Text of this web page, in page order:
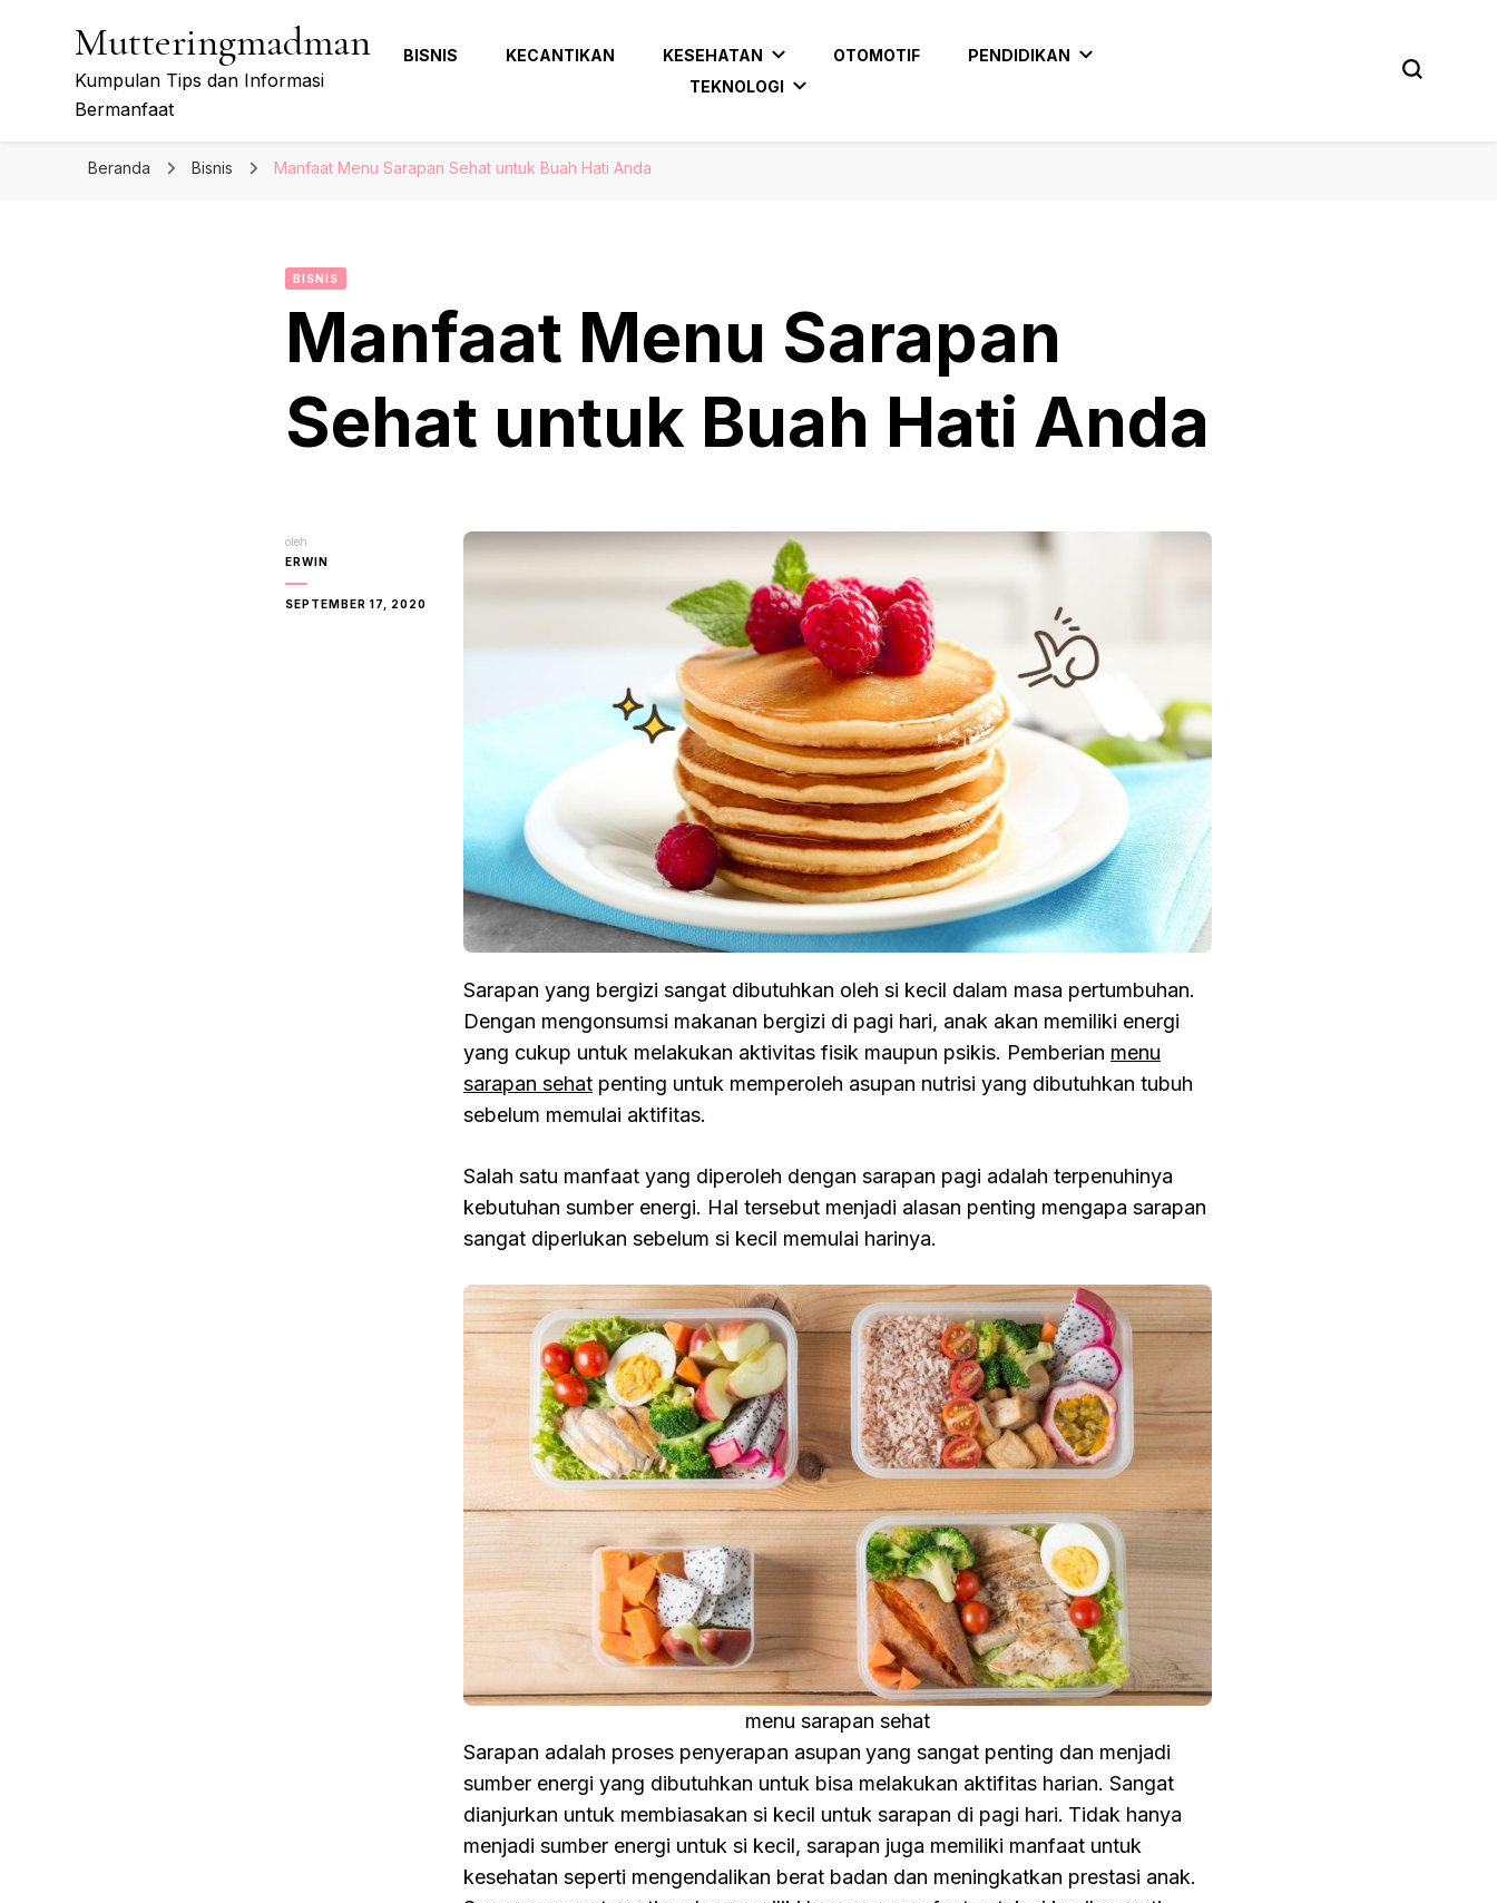
Mutteringmadman
Kumpulan Tips dan Informasi
Bermanfaat
BISNIS KECANTIKAN KESEHATAN OTOMOTIF
PENDIDIKAN
TEKNOLOGI
Beranda Bisnis Manfaat Menu Sarapan Sehat untuk Buah Hati Anda
BISNIS
Manfaat Menu Sarapan
Sehat untuk Buah Hati Anda
oleh
ERWIN
SEPTEMBER 17, 2020
Sarapan yang bergizi sangat dibutuhkan oleh si kecil dalam masa pertumbuhan.
Dengan mengonsumsi makanan bergizi di pagi hari, anak akan memiliki energi
yang cukup untuk melakukan aktivitas fisik maupun psikis. Pemberian menu
sarapan sehat penting untuk memperoleh asupan nutrisi yang dibutuhkan tubuh
sebelum memulai aktifitas.
Salah satu manfaat yang diperoleh dengan sarapan pagi adalah terpenuhinya
kebutuhan sumber energi. Hal tersebut menjadi alasan penting mengapa sarapan
sangat diperlukan sebelum si kecil memulai harinya.
menu sarapan sehat
Sarapan adalah proses penyerapan asupan yang sangat penting dan menjadi
sumber energi yang dibutuhkan untuk bisa melakukan aktifitas harian. Sangat
dianjurkan untuk membiasakan si kecil untuk sarapan di pagi hari. Tidak hanya
menjadi sumber energi untuk si kecil, sarapan juga memiliki manfaat untuk
kesehatan seperti mengendalikan berat badan dan meningkatkan prestasi anak.